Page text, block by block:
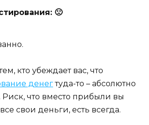
🙁
кто убеждает вас, что
денегтуда-то – абсолютно
Риск, что вместо прибыли вы
свои деньги, есть всегда.